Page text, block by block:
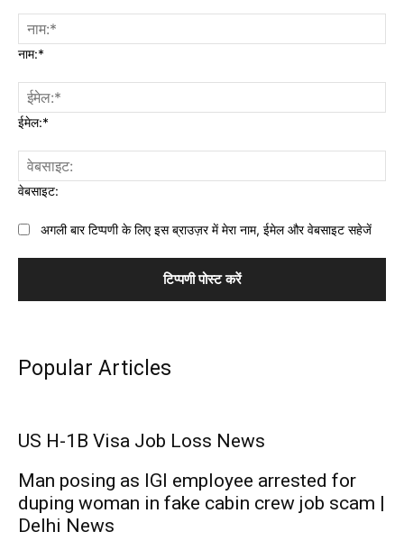
नाम:*
ईमेल:*
वेबसाइट:
अगली बार टिप्पणी के लिए इस ब्राउज़र में मेरा नाम, ईमेल और वेबसाइट सहेजें
Popular Articles
US H-1B Visa Job Loss News
Man posing as IGI employee arrested for
duping woman in fake cabin crew job scam |
Delhi News